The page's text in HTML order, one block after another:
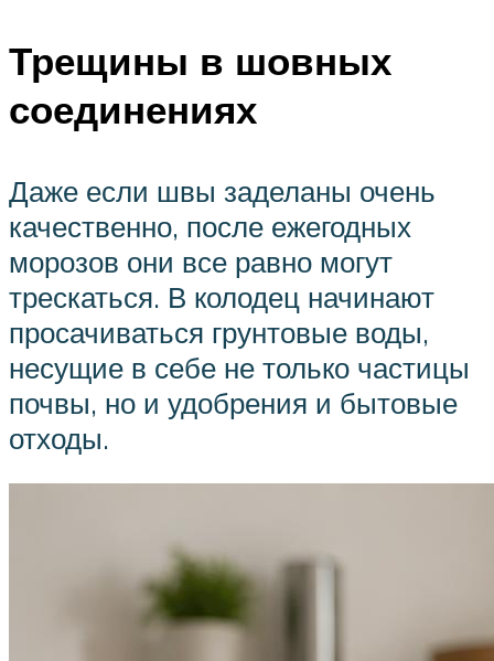
Трещины в шовных
соединениях
Даже если швы заделаны очень
качественно, после ежегодных
морозов они все равно могут
трескаться. В колодец начинают
просачиваться грунтовые воды,
несущие в себе не только частицы
почвы, но и удобрения и бытовые
отходы.